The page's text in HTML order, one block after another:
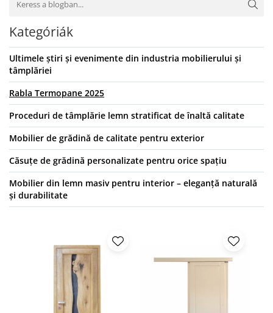
Kategóriák
Ultimele știri și evenimente din industria mobilierului și
tâmplăriei
Rabla Termopane 2025
Proceduri de tâmplărie lemn stratificat de înaltă calitate
Mobilier de grădină de calitate pentru exterior
Căsuțe de grădină personalizate pentru orice spațiu
Mobilier din lemn masiv pentru interior – eleganță naturală
și durabilitate